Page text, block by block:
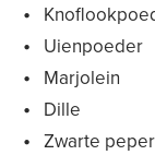
Uienpoeder
Marjolein
Dille
Zwarte